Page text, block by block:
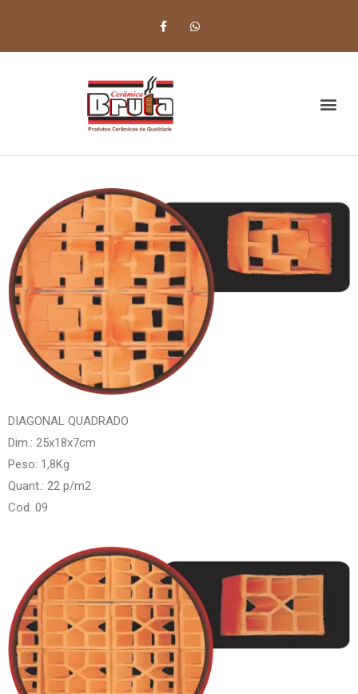
DIAGONAL QUADRADO
Dim.: 25x18x7cm
Peso: 1,8Kg
Quant.: 22 p/m2
Cod. 09